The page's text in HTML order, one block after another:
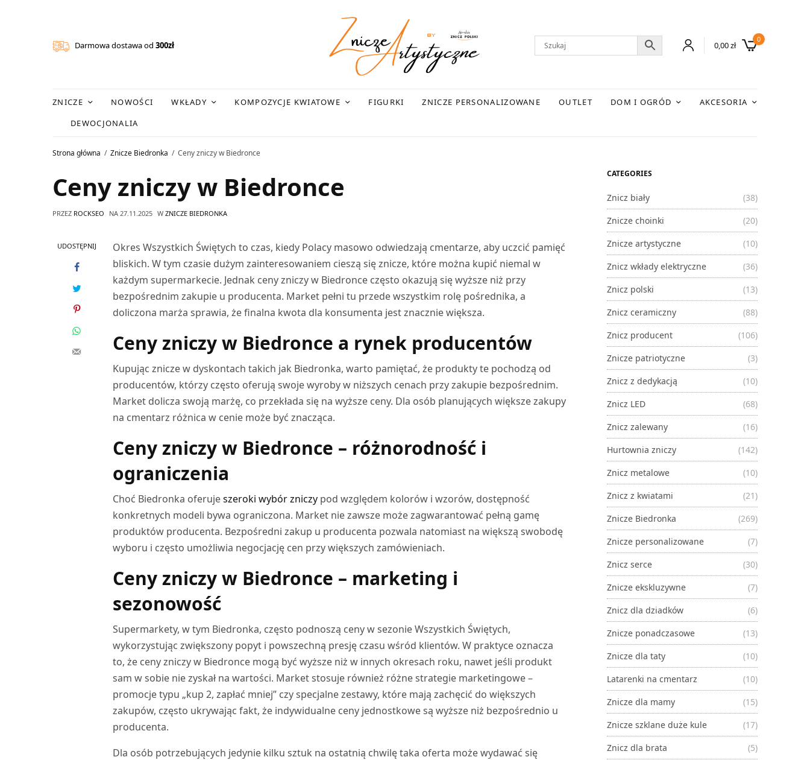
Darmowa dostawa od300zł 0,00zł
0
ZNICZE NOWOŚCI WKŁADY KOMPOZYCJE KWIATOWE FIGURKI ZNICZE PERSONALIZOWANE OUTLET DOM I OGRÓD
AKCESORIA
DEWOCJONALIA
Strona główna Znicze Biedronka Ceny zniczy w Biedronce
Ceny zniczy w Biedronce
PRZEZ ROCKSEO NA 27.11.2025 W ZNICZE BIEDRONKA
UDOSTĘPNIJ
Okres Wszystkich Świętych to czas, kiedy Polacy masowo odwiedzają cmentarze, aby uczcić pamięć
bliskich. W tym czasie dużym zainteresowaniem cieszą się znicze, które można kupić niemal w
każdym supermarkecie. Jednak ceny zniczy w Biedronce często okazują się wyższe niż przy
bezpośrednim zakupie u producenta. Market pełni tu przede wszystkim rolę pośrednika, a
doliczona marża sprawia, że finalna kwota dla konsumenta jest znacznie większa.
Ceny zniczy w Biedronce a rynek producentów
Kupując znicze w dyskontach takich jak Biedronka, warto pamiętać, że produkty te pochodzą od
producentów, którzy często oferują swoje wyroby w niższych cenach przy zakupie bezpośrednim.
Market dolicza swoją marżę, co przekłada się na wyższe ceny. Dla osób planujących większe zakupy
na cmentarz różnica w cenie może być znacząca.
Ceny zniczy w Biedronce – różnorodność i
ograniczenia
Choć Biedronka oferujeszeroki wybór zniczy pod względem kolorów i wzorów, dostępność
konkretnych modeli bywa ograniczona. Market nie zawsze może zagwarantować pełną gamę
produktów producenta. Bezpośredni zakup u producenta pozwala natomiast na większą swobodę
wyboru i często umożliwia negocjację cen przy większych zamówieniach.
Ceny zniczy w Biedronce – marketing i
sezonowość
Supermarkety, w tym Biedronka, często podnoszą ceny w sezonie Wszystkich Świętych,
wykorzystując zwiększony popyt i powszechną presję czasu wśród klientów. W praktyce oznacza
to, że ceny zniczy w Biedronce mogą być wyższe niż w innych okresach roku, nawet jeśli produkt
sam w sobie nie zyskał na wartości. Market stosuje również różne strategie marketingowe –
promocje typu „kup 2, zapłać mniej” czy specjalne zestawy, które mają zachęcić do większych
zakupów, często ukrywając fakt, że indywidualne ceny jednostkowe są wyższe niż bezpośrednio u
producenta.
Dla osób potrzebujących jedynie kilku sztuk na ostatnią chwilę taka oferta może wydawać się
CATEGORIES
Znicz biały
(38)
Znicze choinki
(20)
Znicze artystyczne
(10)
Znicz wkłady elektryczne
(36)
Znicz polski
(13)
Znicz ceramiczny
(88)
Znicz producent
(106)
Znicze patriotyczne
(3)
Znicz z dedykacją
(10)
Znicz LED
(68)
Znicz zalewany
(16)
Hurtownia zniczy
(142)
Znicz metalowe
(10)
Znicz z kwiatami
(21)
Znicze Biedronka
(269)
Znicze personalizowane
(7)
Znicz serce
(30)
Znicze ekskluzywne
(7)
Znicz dla dziadków
(6)
Znicze ponadczasowe
(13)
Znicze dla taty
(10)
Latarenki na cmentarz
(10)
Znicze dla mamy
(15)
Znicze szklane duże kule
(17)
Znicz dla brata
(5)